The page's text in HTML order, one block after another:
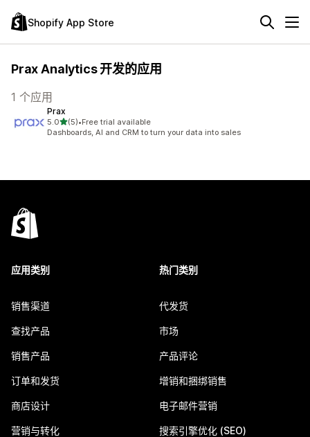
Shopify App Store
Prax Analytics 开发的应用
1 个应用
Prax
5.0星（满分 5 星）
(5)
总共 5 条评论
•Free trial available
Dashboards, AI and CRM to turn your data into sales
应用类别
销售渠道
查找产品
销售产品
订单和发货
商店设计
营销与转化
热门类别
代发货
市场
产品评论
增销和捆绑销售
电子邮件营销
搜索引擎优化 (SEO)